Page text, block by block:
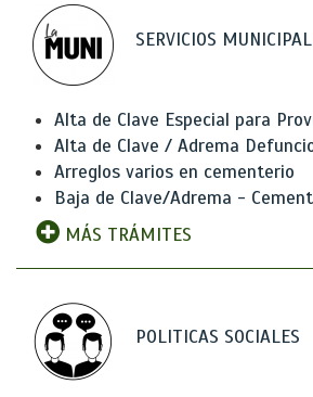
SERVICIOS
Alta de Clave Especial para
Alta de Clave / Adrema
Arreglos varios en cementerio
Baja de Clave/Adrema -
MÁS TRÁMITES
POLITICAS SOCIALES